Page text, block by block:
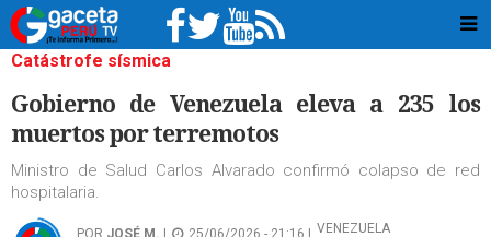
Catástrofe sísmica
Gobierno de Venezuela eleva a 235 los
muertos por terremotos
Ministro de Salud Carlos Alvarado confirmó colapso de red
hospitalaria.
POR JOSÉ M. 25/06/2026 - 21:16 |
VENEZUELA